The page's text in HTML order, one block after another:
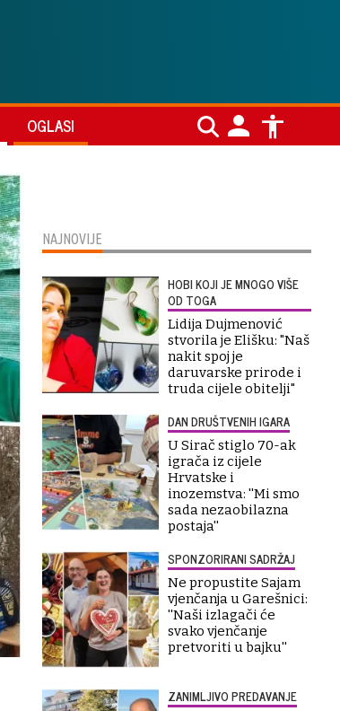
OGLASI
NAJNOVIJE
HOBI KOJI JE MNOGO VIŠE
OD TOGA
Lidija Dujmenović
stvorila je Elišku: "Naš
nakit spoj je
daruvarske prirode i
truda cijele obitelji"
DAN DRUŠTVENIH IGARA
U Sirač stiglo 70-ak
igrača iz cijele
Hrvatske i
inozemstva: ''Mi smo
sada nezaobilazna
postaja''
SPONZORIRANI SADRŽAJ
Ne propustite Sajam
vjenčanja u Garešnici:
''Naši izlagači će
svako vjenčanje
pretvoriti u bajku''
ZANIMLJIVO PREDAVANJE